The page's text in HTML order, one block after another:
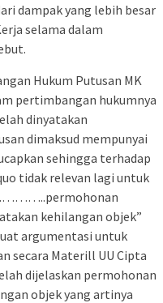
dampak yang lebih besar
selama dalam
Hukum Putusan MK
pertimbangan hukumnya
dinyatakan
dimaksud mempunyai
sehingga terhadap
tidak relevan lagi untuk
kehilangan objek”
argumentasi untuk
secara Materill UU Cipta
dijelaskan permohonan
objek yang artinya